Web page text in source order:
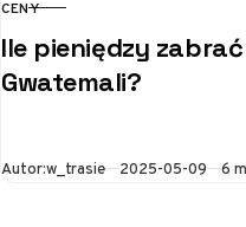
KATEGORIA
CENY
Ile pieniędzy
Gwatemali?
Autor:w_trasie Opublikowano
2025-05-09 6